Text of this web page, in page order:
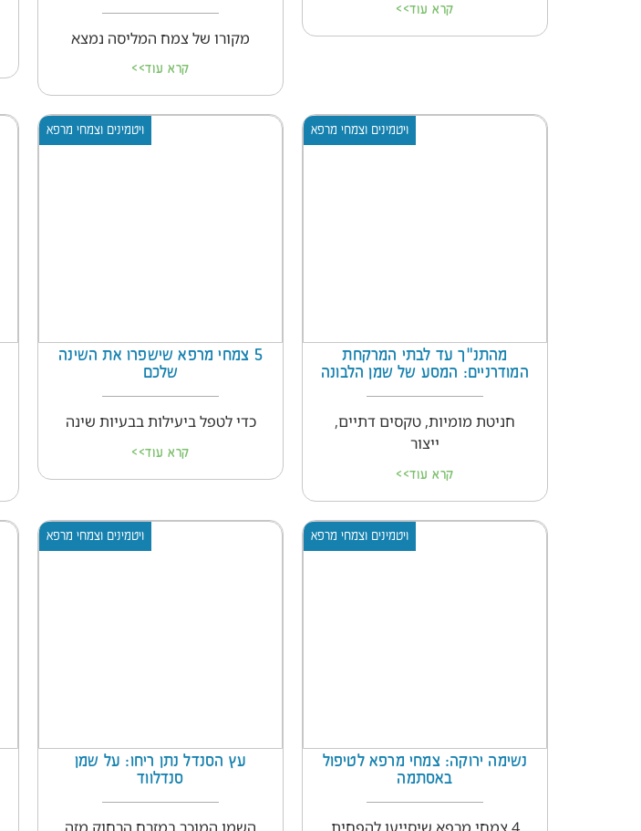
קרא עוד>>
מקורו של צמח המליסה נמצא
קרא עוד>>
ויטמינים וצמחי מרפא
מהתנ"ך עד לבתי המרקחת
המודרניים: המסע של שמן הלבונה
חניטת מומיות, טקסים דתיים,
ייצור
קרא עוד>>
ויטמינים וצמחי מרפא
5 צמחי מרפא שישפרו את השינה
שלכם
כדי לטפל ביעילות בבעיות שינה
קרא עוד>>
ויטמינים וצמחי מרפא
נשימה ירוקה: צמחי מרפא לטיפול
באסתמה
4 צמחי מרפא שיסייעו להפחית
ויטמינים וצמחי מרפא
עץ הסנדל נתן ריחו: על שמן
סנדלווד
השמן המוכר במזרח הרחוק מזה